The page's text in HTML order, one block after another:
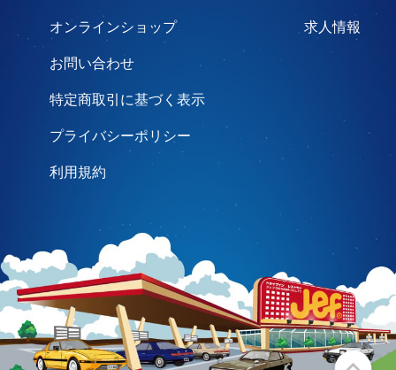
オンラインショップ 求人情報
お問い合わせ
特定商取引に基づく表示
プライバシーポリシー
利用規約